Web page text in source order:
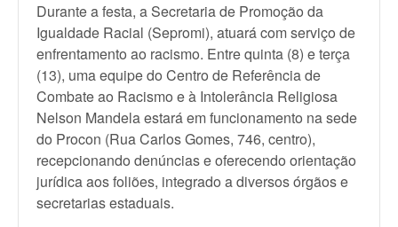
Durante a festa, a Secretaria de Promoção da
Igualdade Racial (Sepromi), atuará com serviço de
enfrentamento ao racismo. Entre quinta (8) e terça
(13), uma equipe do Centro de Referência de
Combate ao Racismo e à Intolerância Religiosa
Nelson Mandela estará em funcionamento na sede
do Procon (Rua Carlos Gomes, 746, centro),
recepcionando denúncias e oferecendo orientação
jurídica aos foliões, integrado a diversos órgãos e
secretarias estaduais.